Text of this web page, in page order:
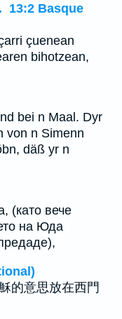
13:2 Basque
çuenean
bihotzean,
bei n Maal. Dyr
von n Simenn
däß yr n
(като вече
на Юда
的意思放在西門